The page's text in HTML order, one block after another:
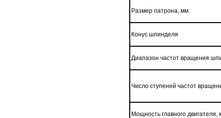
Размер патрона, мм
Конус шпинделя
Диапазон частот вращения
Число ступеней частот
Мощность главного двигателя,